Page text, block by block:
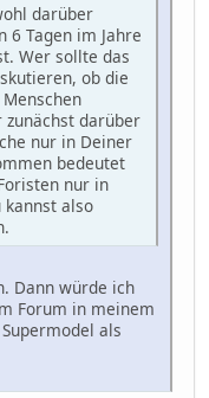
darüber
6 Tagen im Jahre
Wer sollte das
ob die
darüber
nur in Deiner
bedeutet
nur in
also
Dann würde ich
Forum in meinem
als